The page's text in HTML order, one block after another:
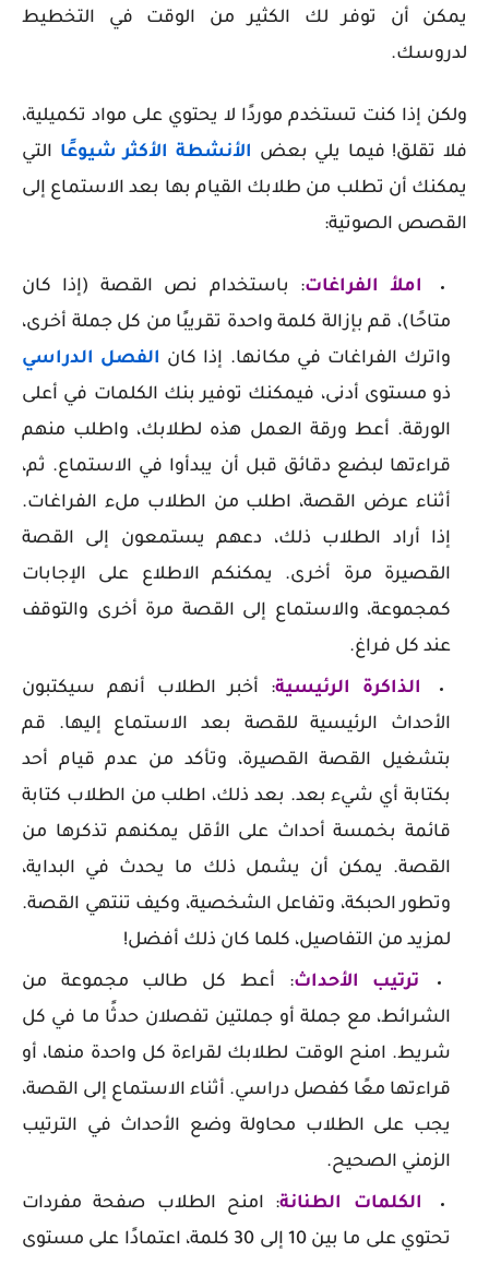
يمكن أن توفر لك الكثير من الوقت في التخطيط
لدروسك.
ولكن إذا كنت تستخدم موردًا لا يحتوي على مواد تكميلية،
فلا تقلق! فيما يلي بعض الأنشطة الأكثر شيوعًا التي
يمكنك أن تطلب من طلابك القيام بها بعد الاستماع إلى
القصص الصوتية:
املأ الفراغات: باستخدام نص القصة (إذا كان
متاحًا)، قم بإزالة كلمة واحدة تقريبًا من كل جملة أخرى،
واترك الفراغات في مكانها. إذا كان الفصل الدراسي
ذو مستوى أدنى، فيمكنك توفير بنك الكلمات في أعلى
الورقة. أعط ورقة العمل هذه لطلابك، واطلب منهم
قراءتها لبضع دقائق قبل أن يبدأوا في الاستماع. ثم،
أثناء عرض القصة، اطلب من الطلاب ملء الفراغات.
إذا أراد الطلاب ذلك، دعهم يستمعون إلى القصة
القصيرة مرة أخرى. يمكنكم الاطلاع على الإجابات
كمجموعة، والاستماع إلى القصة مرة أخرى والتوقف
عند كل فراغ.
الذاكرة الرئيسية: أخبر الطلاب أنهم سيكتبون
الأحداث الرئيسية للقصة بعد الاستماع إليها. قم
بتشغيل القصة القصيرة، وتأكد من عدم قيام أحد
بكتابة أي شيء بعد. بعد ذلك، اطلب من الطلاب كتابة
قائمة بخمسة أحداث على الأقل يمكنهم تذكرها من
القصة. يمكن أن يشمل ذلك ما يحدث في البداية،
وتطور الحبكة، وتفاعل الشخصية، وكيف تنتهي القصة.
لمزيد من التفاصيل، كلما كان ذلك أفضل!
ترتيب الأحداث: أعط كل طالب مجموعة من
الشرائط، مع جملة أو جملتين تفصلان حدثًا ما في كل
شريط. امنح الوقت لطلابك لقراءة كل واحدة منها، أو
قراءتها معًا كفصل دراسي. أثناء الاستماع إلى القصة،
يجب على الطلاب محاولة وضع الأحداث في الترتيب
الزمني الصحيح.
الكلمات الطنانة: امنح الطلاب صفحة مفردات
تحتوي على ما بين 10 إلى 30 كلمة، اعتمادًا على مستوى